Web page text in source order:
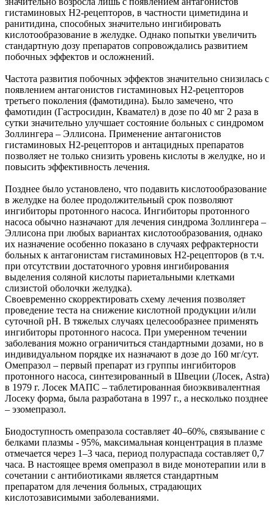
гистаминовых Н2-рецепторов, в частности циметидина и
ранитидина, способных значительно ингибировать
кислотообразование в желудке. Однако попытки увеличить
стандартную дозу препаратов сопровождались развитием
побочных эффектов и осложнений.
Частота развития побочных эффектов значительно снизилась с
появлением антагонистов гистаминовых Н2-рецепторов
третьего поколения (фамотидина). Было замечено, что
фамотидин (Гастросидин, Квамател) в дозе по 40 мг 2 раза в
сутки значительно улучшает состояние больных с синдромом
Золлингера – Эллисона. Применение антагонистов
гистаминовых Н2-рецепторов и антацидных препаратов
позволяет не только снизить уровень кислоты в желудке, но и
повысить эффективность лечения.
Позднее было установлено, что подавить кислотообразование
в желудке на более продолжительный срок позволяют
ингибиторы протонного насоса. Ингибиторы протонного
насоса обычно назначают для лечения синдрома Золлингера –
Эллисона при любых вариантах кислотообразования, однако
их назначение особенно показано в случаях рефрактерности
больных к антагонистам гистаминовых Н2-рецепторов (в т.ч.
при отсутствии достаточного уровня ингибирования
выделения соляной кислоты париетальными клетками
слизистой оболочки желудка).
Своевременно скорректировать схему лечения позволяет
проведение теста на снижение кислотной продукции и/или
суточной рН. В тяжелых случаях целесообразнее применять
ингибиторы протонного насоса. При умеренном течении
заболевания можно ограничиться стандартными дозами, но в
индивидуальном порядке их назначают в дозе до 160 мг/сут.
Омепразол – первый препарат из группы ингибиторов
протонного насоса, синтезированный в Швеции (Лосек, Astra)
в 1979 г. Лосек МАПС – таблетированная биоэквивалентная
Лосеку форма, была разработана в 1997 г., а несколько позднее
– эзомепразол.
Биодоступность омепразола составляет 40–60%, связывание с
белками плазмы - 95%, максимальная концентрация в плазме
отмечается через 1–3 часа, период полураспада составляет 0,7
часа. В настоящее время омепразол в виде монотерапии или в
сочетании с антибиотиками является стандартным
препаратом для лечения больных, страдающих
кислотозависимыми заболеваниями.